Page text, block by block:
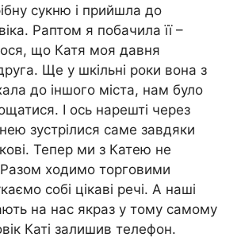
сукню і прийшла до
Раптом я побачила її –
що Катя моя давня
Ще у шкільні роки вона з
до іншого міста, нам було
І ось нарешті через
зустрілися саме завдяки
Тепер ми з Катею не
ходимо торговими
собі цікаві речі. А наші
на нас якраз у тому самому
Каті залишив телефон.